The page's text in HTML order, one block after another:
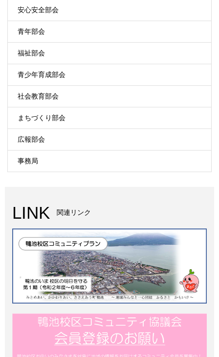
安心安全部会
青年部会
福祉部会
青少年育成部会
社会教育部会
まちづくり部会
広報部会
事務局
LINK 関連リンク